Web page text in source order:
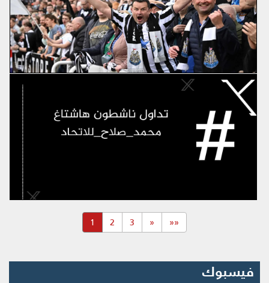
1 2 3 « ««
فيسبوك